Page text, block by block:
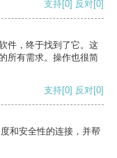
支持[0] 反对[0]
件，终于找到了它。这
所有需求。操作也很简
支持[0] 反对[0]
和安全性的连接，并帮